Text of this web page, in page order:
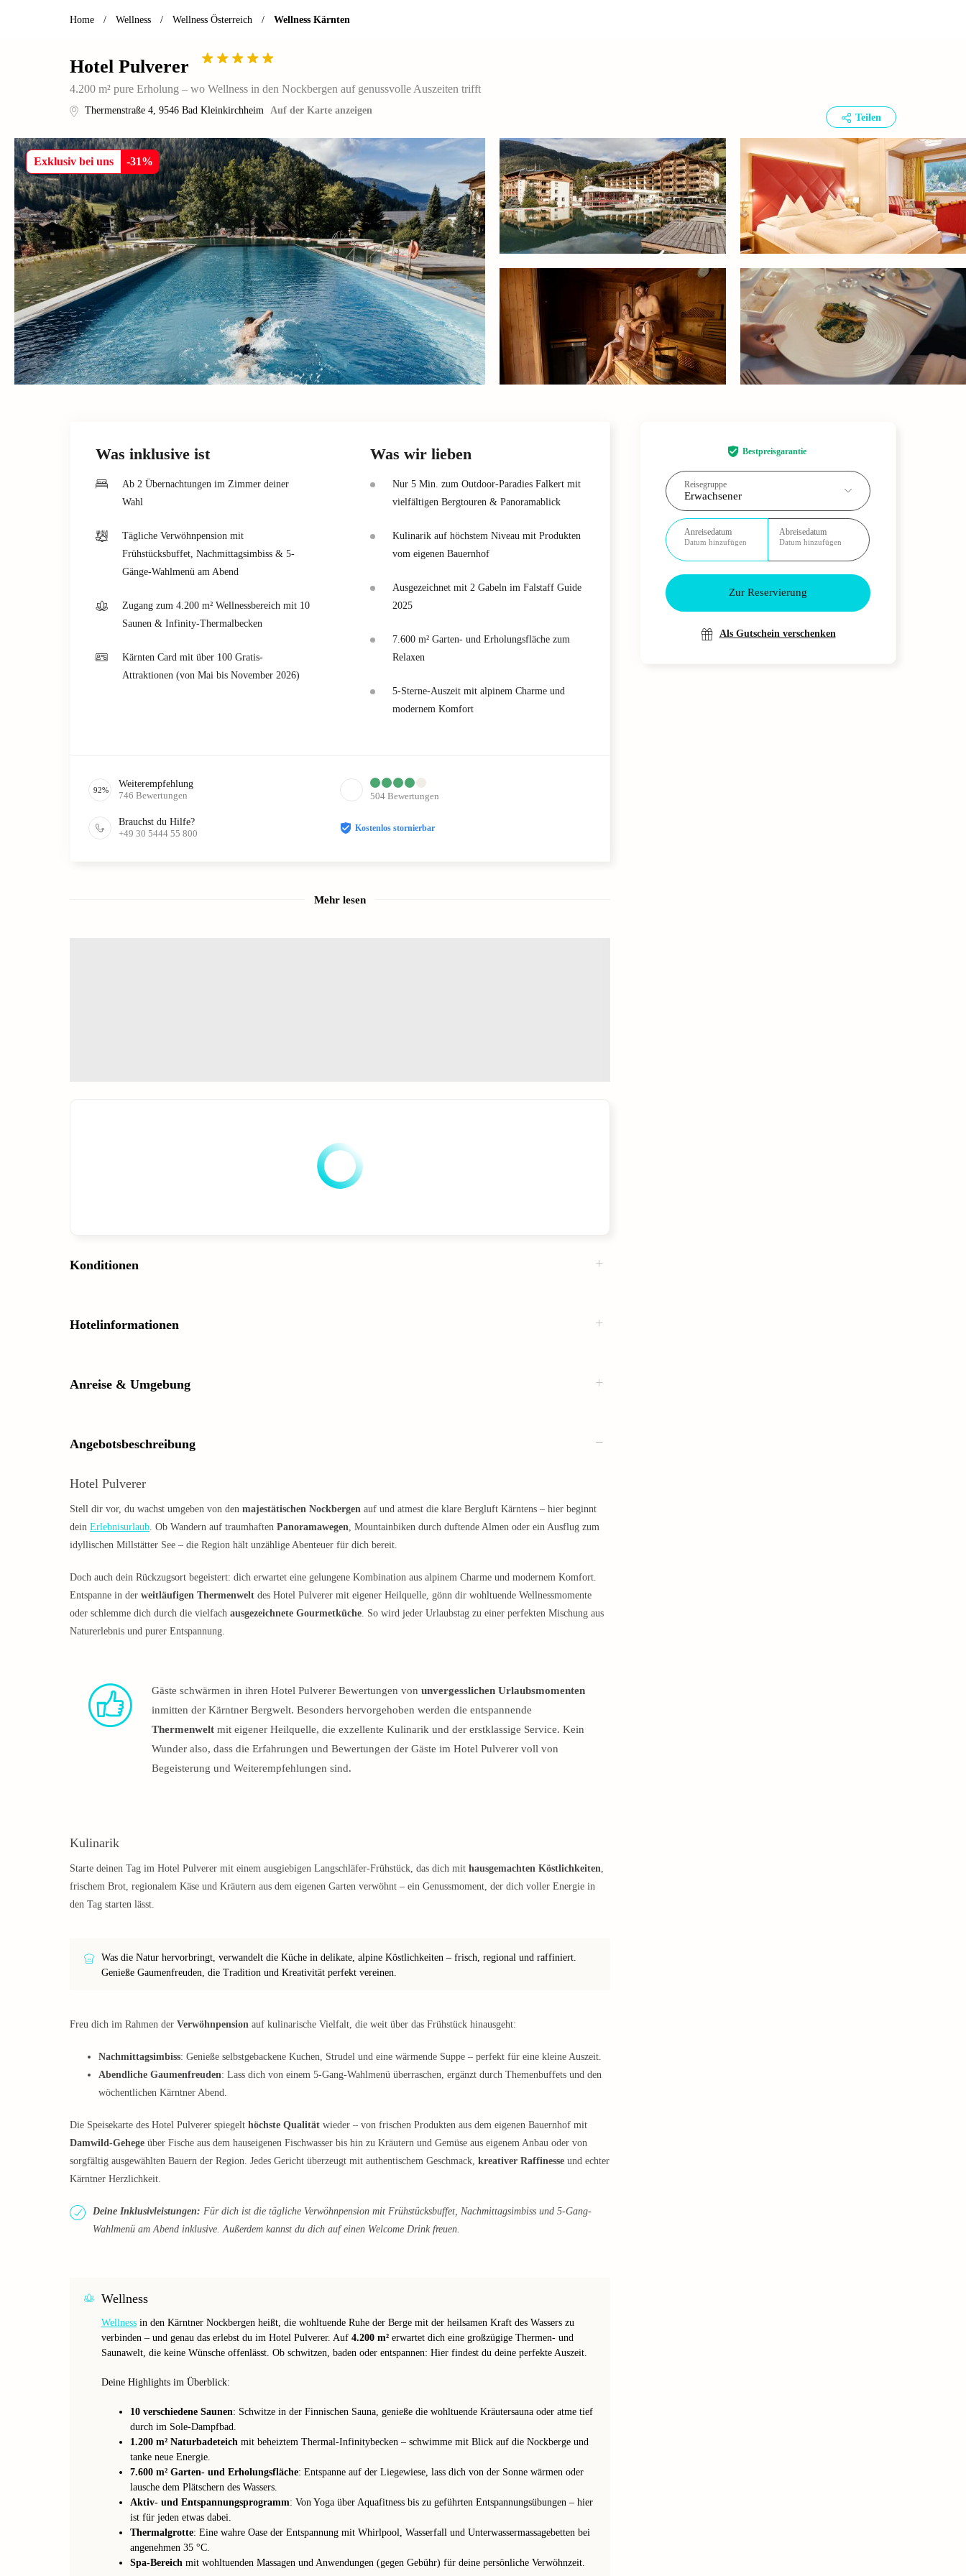
Home / Wellness / Wellness Österreich / Wellness Kärnten
Hotel Pulverer
4.200 m² pure Erholung – wo Wellness in den Nockbergen auf genussvolle Auszeiten trifft
Thermenstraße 4, 9546 Bad Kleinkirchheim Auf der Karte anzeigen
Teilen
Exklusiv bei uns -31%
Bestpreisgarantie
Reisegruppe
Erwachsener
Anreisedatum
Datum hinzufügen
Abreisedatum
Datum hinzufügen
Zur Reservierung
Als Gutschein verschenken
Was inklusive ist
Ab 2 Übernachtungen im Zimmer deiner
Wahl
Tägliche Verwöhnpension mit
Frühstücksbuffet, Nachmittagsimbiss & 5-
Gänge-Wahlmenü am Abend
Zugang zum 4.200 m² Wellnessbereich mit 10
Saunen & Infinity-Thermalbecken
Kärnten Card mit über 100 Gratis-
Attraktionen (von Mai bis November 2026)
Was wir lieben
Nur 5 Min. zum Outdoor-Paradies Falkert mit
vielfältigen Bergtouren & Panoramablick
Kulinarik auf höchstem Niveau mit Produkten
vom eigenen Bauernhof
Ausgezeichnet mit 2 Gabeln im Falstaff Guide
2025
7.600 m² Garten- und Erholungsfläche zum
Relaxen
5-Sterne-Auszeit mit alpinem Charme und
modernem Komfort
92%
Weiterempfehlung
746 Bewertungen 504 Bewertungen
Brauchst du Hilfe?
+49 30 5444 55 800
Kostenlos stornierbar
Mehr lesen
Konditionen
Hotelinformationen
Anreise & Umgebung
Angebotsbeschreibung
Hotel Pulverer
Stell dir vor, du wachst umgeben von den majestätischen Nockbergen auf und atmest die klare Bergluft Kärntens – hier beginnt
dein Erlebnisurlaub . Ob Wandern auf traumhaften Panoramawegen , Mountainbiken durch duftende Almen oder ein Ausflug zum
idyllischen Millstätter See – die Region hält unzählige Abenteuer für dich bereit.
Doch auch dein Rückzugsort begeistert: dich erwartet eine gelungene Kombination aus alpinem Charme und modernem Komfort.
Entspanne in der weitläufigen Thermenwelt des Hotel Pulverer mit eigener Heilquelle, gönn dir wohltuende Wellnessmomente
oder schlemme dich durch die vielfach ausgezeichnete Gourmetküche . So wird jeder Urlaubstag zu einer perfekten Mischung aus
Naturerlebnis und purer Entspannung.
Gäste schwärmen in ihren Hotel Pulverer Bewertungen von unvergesslichen Urlaubsmomenten
inmitten der Kärntner Bergwelt. Besonders hervorgehoben werden die entspannende
Thermenwelt mit eigener Heilquelle, die exzellente Kulinarik und der erstklassige Service. Kein
Wunder also, dass die Erfahrungen und Bewertungen der Gäste im Hotel Pulverer voll von
Begeisterung und Weiterempfehlungen sind.
Kulinarik
Starte deinen Tag im Hotel Pulverer mit einem ausgiebigen Langschläfer-Frühstück, das dich mit hausgemachten Köstlichkeiten
frischem Brot, regionalem Käse und Kräutern aus dem eigenen Garten verwöhnt – ein Genussmoment, der dich voller Energie in
den Tag starten lässt.
Was die Natur hervorbringt, verwandelt die Küche in delikate, alpine Köstlichkeiten – frisch, regional und raffiniert.
Genieße Gaumenfreuden, die Tradition und Kreativität perfekt vereinen.
Freu dich im Rahmen der Verwöhnpension auf kulinarische Vielfalt, die weit über das Frühstück hinausgeht:
Nachmittagsimbiss: Genieße selbstgebackene Kuchen, Strudel und eine wärmende Suppe – perfekt für eine kleine Auszeit.
Abendliche Gaumenfreuden: Lass dich von einem 5-Gang-Wahlmenü überraschen, ergänzt durch Themenbuffets und den
wöchentlichen Kärntner Abend.
Die Speisekarte des Hotel Pulverer spiegelt höchste Qualität wieder – von frischen Produkten aus dem eigenen Bauernhof mit
Damwild-Gehege über Fische aus dem hauseigenen Fischwasser bis hin zu Kräutern und Gemüse aus eigenem Anbau oder von
sorgfältig ausgewählten Bauern der Region. Jedes Gericht überzeugt mit authentischem Geschmack, kreativer Raffinesse und echter
Kärntner Herzlichkeit.
Deine Inklusivleistungen: Für dich ist die tägliche Verwöhnpension mit Frühstücksbuffet, Nachmittagsimbiss und 5-Gang-
Wahlmenü am Abend inklusive. Außerdem kannst du dich auf einen Welcome Drink freuen.
Wellness
Wellness in den Kärntner Nockbergen heißt, die wohltuende Ruhe der Berge mit der heilsamen Kraft des Wassers zu
verbinden – und genau das erlebst du im Hotel Pulverer. Auf 4.200 m² erwartet dich eine großzügige Thermen- und
Saunawelt, die keine Wünsche offenlässt. Ob schwitzen, baden oder entspannen: Hier findest du deine perfekte Auszeit.
Deine Highlights im Überblick:
10 verschiedene Saunen: Schwitze in der Finnischen Sauna, genieße die wohltuende Kräutersauna oder atme tief
durch im Sole-Dampfbad.
1.200 m² Naturbadeteich mit beheiztem Thermal-Infinitybecken – schwimme mit Blick auf die Nockberge und
tanke neue Energie.
7.600 m² Garten- und Erholungsfläche: Entspanne auf der Liegewiese, lass dich von der Sonne wärmen oder
lausche dem Plätschern des Wassers.
Aktiv- und Entspannungsprogramm: Von Yoga über Aquafitness bis zu geführten Entspannungsübungen – hier
ist für jeden etwas dabei.
Thermalgrotte: Eine wahre Oase der Entspannung mit Whirlpool, Wasserfall und Unterwassermassagebetten bei
angenehmen 35 °C.
Spa-Bereich mit wohltuenden Massagen und Anwendungen (gegen Gebühr) für deine persönliche Verwöhnzeit.